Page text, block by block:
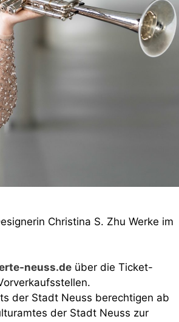
Christina S. Zhu Werke im
neuss.deüber die Ticket-
der Stadt Neuss berechtigen ab
der Stadt Neuss zur